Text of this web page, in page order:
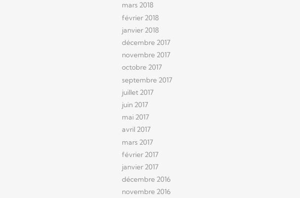
mars 2018
février 2018
janvier 2018
décembre 2017
novembre 2017
octobre 2017
septembre 2017
juillet 2017
juin 2017
mai 2017
avril 2017
mars 2017
février 2017
janvier 2017
décembre 2016
novembre 2016